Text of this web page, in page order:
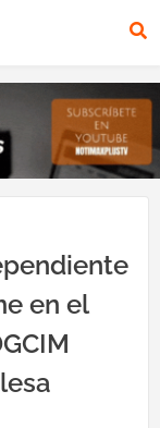
en el